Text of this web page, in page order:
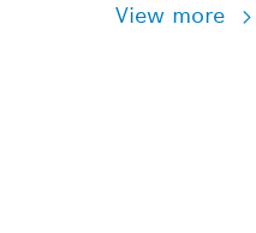
View more